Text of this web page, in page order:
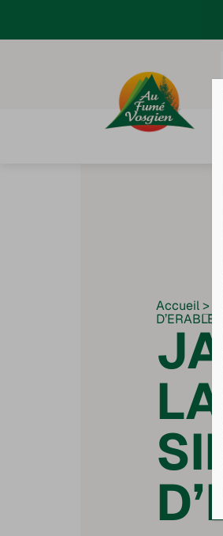
Accueil>
D’ERABLE